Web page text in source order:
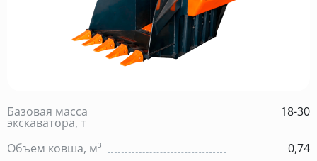
Базовая масса
экскаватора, т
18-30
Объем ковша, м³
0,74